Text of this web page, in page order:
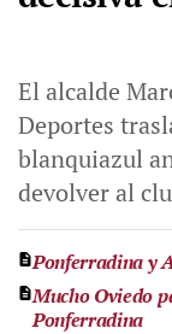
El alcalde
Deportes
blanquiazul
devolver al
Ponferradina y
Mucho Oviedo
Ponferradina